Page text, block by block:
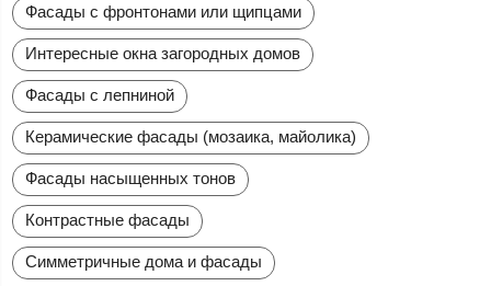
Фасады с фронтонами или щипцами
Интересные окна загородных домов
Фасады с лепниной
Керамические фасады (мозаика, майолика)
Фасады насыщенных тонов
Контрастные фасады
Симметричные дома и фасады